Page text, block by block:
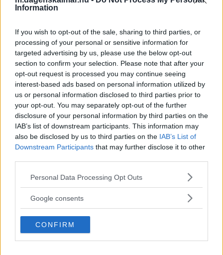
Information
If you wish to opt-out of the sale, sharing to third parties, or
processing of your personal or sensitive information for
targeted advertising by us, please use the below opt-out
section to confirm your selection. Please note that after your
opt-out request is processed you may continue seeing
interest-based ads based on personal information utilized by
us or personal information disclosed to third parties prior to
your opt-out. You may separately opt-out of the further
disclosure of your personal information by third parties on the
IAB’s list of downstream participants. This information may
also be disclosed by us to third parties on the IAB’s List of
Downstream Participants that may further disclose it to other
Please note that this website/app uses one or more Google
not limited to your visit or usage behaviour. You may click to
use your data for below specified purposes in below Google
consent section.
Personal Data Processing Opt Outs
Google consents
CONFIRM
Annons:
SMHI:S VARNING: Kraftig åska med
skyfallsliknande regn i dag
NYHETER 05 augusti 2026 06.35
Här är dyraste huset i Kalmar kommun
senaste månaden – gick för 9,2 miljoner
NYHETER 03 augusti 2026 06.30